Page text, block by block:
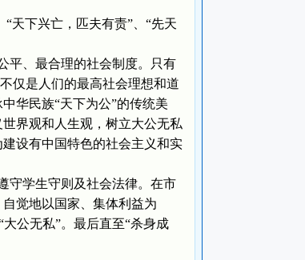
天下兴亡，匹夫有责”、“先天
平、最合理的社会制度。只有
仅是人们的最高社会理想和道
华民族“天下为公”的传统美
界观和人生观，树立大公无私
设有中国特色的社会主义和实
守学生守则及社会法律。在市
觉地以国家、集体利益为
公无私”。最后直至“杀身成